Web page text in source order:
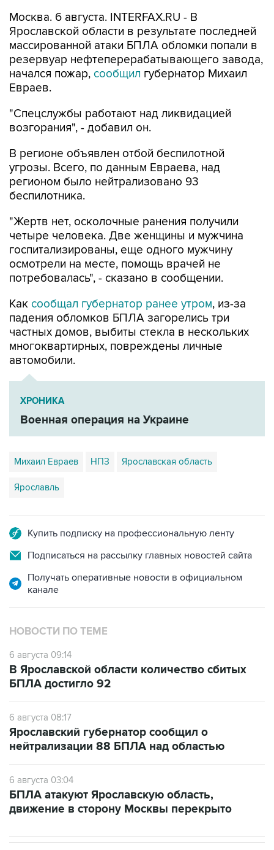
Москва. 6 августа. INTERFAX.RU - В
Ярославской области в результате последней
массированной атаки БПЛА обломки попали в
резервуар нефтеперерабатывающего завода,
начался пожар, сообщил губернатор Михаил
Евраев.
"Спецслужбы работают над ликвидацией
возгорания", - добавил он.
В регионе объявлен отбой беспилотной
угрозы. Всего, по данным Евраева, над
регионом было нейтрализовано 93
беспилотника.
"Жертв нет, осколочные ранения получили
четыре человека. Две женщины и мужчина
госпитализированы, еще одного мужчину
осмотрели на месте, помощь врачей не
потребовалась", - сказано в сообщении.
Как сообщал губернатор ранее утром, из-за
падения обломков БПЛА загорелись три
частных домов, выбиты стекла в нескольких
многоквартирных, повреждены личные
автомобили.
ХРОНИКА
Военная операция на Украине
Михаил Евраев НПЗ Ярославская область
Ярославль
Купить подписку на профессиональную ленту
Подписаться на рассылку главных новостей сайта
Получать оперативные новости в официальном
канале
НОВОСТИ ПО ТЕМЕ
6 августа 09:14
В Ярославской области количество сбитых
БПЛА достигло 92
6 августа 08:17
Ярославский губернатор сообщил о
нейтрализации 88 БПЛА над областью
6 августа 03:04
БПЛА атакуют Ярославскую область,
движение в сторону Москвы перекрыто